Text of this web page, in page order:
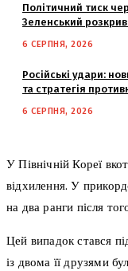
Політичний тиск
Зеленський
6 СЕРПНЯ, 2026
Російські удари:
та стратегія
6 СЕРПНЯ, 2026
У Північній Кореї
відхилення. У
на два ранги після
Цей випадок стався
із двома її друзями